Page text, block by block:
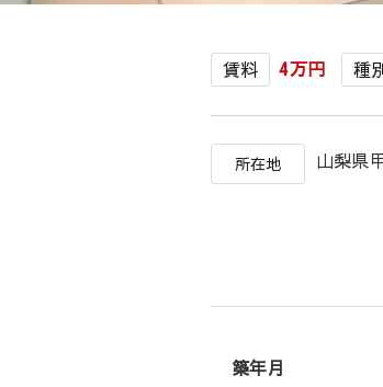
賃料 4万円 種
所在地 山梨県
築年月